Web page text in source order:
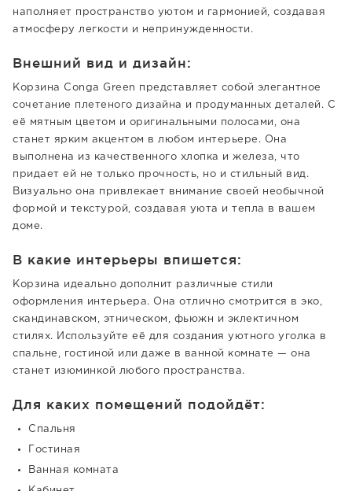
наполняет пространство уютом и гармонией, создавая
атмосферу легкости и непринужденности.
Внешний вид и дизайн:
Корзина Conga Green представляет собой элегантное
сочетание плетеного дизайна и продуманных деталей. С
её мятным цветом и оригинальными полосами, она
станет ярким акцентом в любом интерьере. Она
выполнена из качественного хлопка и железа, что
придает ей не только прочность, но и стильный вид.
Визуально она привлекает внимание своей необычной
формой и текстурой, создавая уюта и тепла в вашем
доме.
В какие интерьеры впишется:
Корзина идеально дополнит различные стили
оформления интерьера. Она отлично смотрится в эко,
скандинавском, этническом, фьюжн и эклектичном
стилях. Используйте её для создания уютного уголка в
спальне, гостиной или даже в ванной комнате — она
станет изюминкой любого пространства.
Для каких помещений подойдёт:
Спальня
Гостиная
Ванная комната